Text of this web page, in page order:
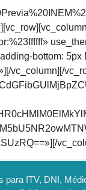
bottom:
vc_column][/
para ITV, DNI,